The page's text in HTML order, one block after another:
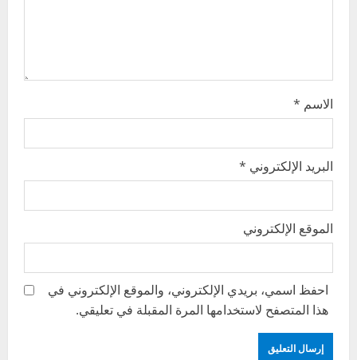
الاسم *
البريد الإلكتروني *
الموقع الإلكتروني
احفظ اسمي، بريدي الإلكتروني، والموقع الإلكتروني في
هذا المتصفح لاستخدامها المرة المقبلة في تعليقي.